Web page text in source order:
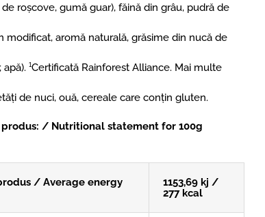
roșcove, gumă guar), făină din grâu, pudră de
modificat, aromă naturală, grăsime din nucă de
¹Certificată Rainforest Alliance. Mai multe
de nuci, ouă, cereale care conțin gluten.
/ Nutritional statement for 100g
/ Average energy
1153,69 kj /
277 kcal